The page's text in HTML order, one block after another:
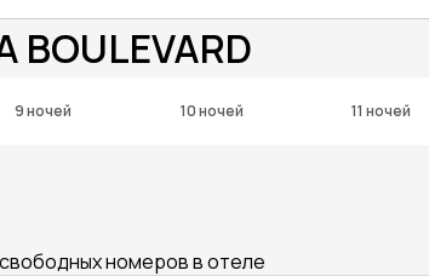
BOULEVARD
9 ночей 10 ночей 11 ночей
номеров в отеле